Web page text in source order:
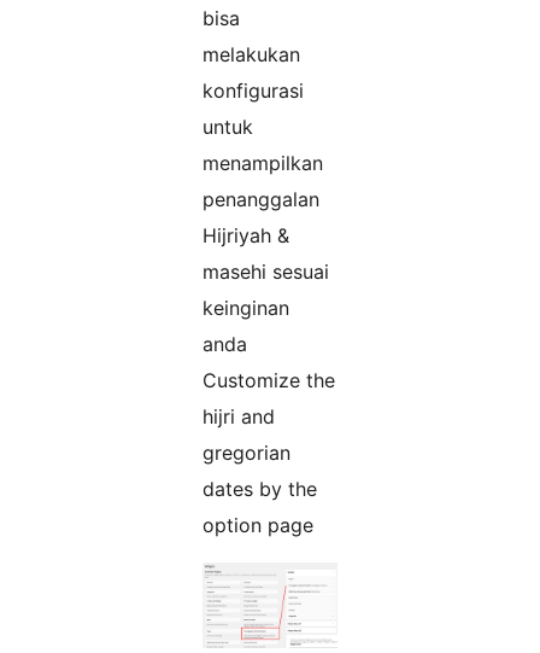
bisa
melakukan
konfigurasi
untuk
menampilkan
penanggalan
Hijriyah &
masehi sesuai
keinginan
anda
Customize the
hijri and
gregorian
dates by the
option page